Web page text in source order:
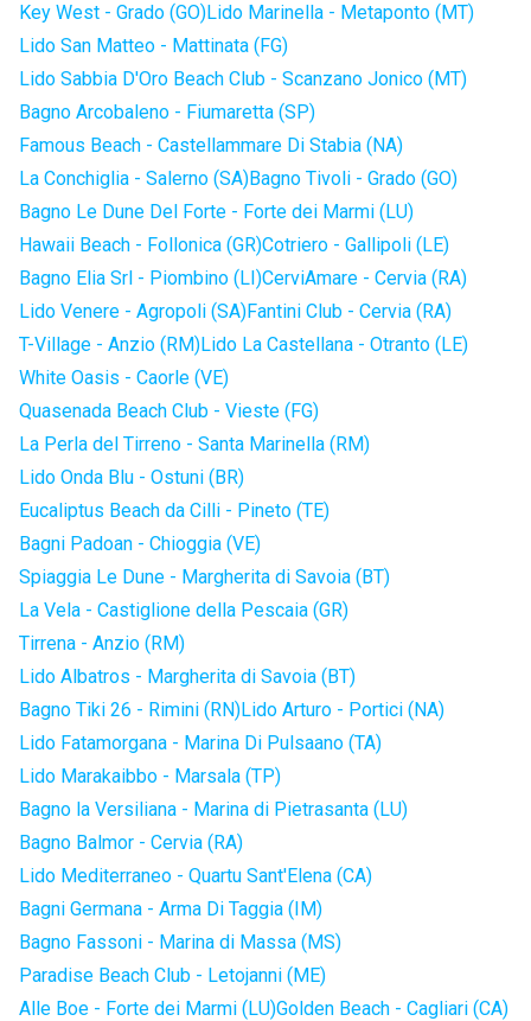
Key West - Grado (GO)Lido Marinella - Metaponto (MT)
Lido San Matteo - Mattinata (FG)
Lido Sabbia D'Oro Beach Club - Scanzano Jonico (MT)
Bagno Arcobaleno - Fiumaretta (SP)
Famous Beach - Castellammare Di Stabia (NA)
La Conchiglia - Salerno (SA)Bagno Tivoli - Grado (GO)
Bagno Le Dune Del Forte - Forte dei Marmi (LU)
Hawaii Beach - Follonica (GR)Cotriero - Gallipoli (LE)
Bagno Elia Srl - Piombino (LI)CerviAmare - Cervia (RA)
Lido Venere - Agropoli (SA)Fantini Club - Cervia (RA)
T-Village - Anzio (RM)Lido La Castellana - Otranto (LE)
White Oasis - Caorle (VE)
Quasenada Beach Club - Vieste (FG)
La Perla del Tirreno - Santa Marinella (RM)
Lido Onda Blu - Ostuni (BR)
Eucaliptus Beach da Cilli - Pineto (TE)
Bagni Padoan - Chioggia (VE)
Spiaggia Le Dune - Margherita di Savoia (BT)
La Vela - Castiglione della Pescaia (GR)
Tirrena - Anzio (RM)
Lido Albatros - Margherita di Savoia (BT)
Bagno Tiki 26 - Rimini (RN)Lido Arturo - Portici (NA)
Lido Fatamorgana - Marina Di Pulsaano (TA)
Lido Marakaibbo - Marsala (TP)
Bagno la Versiliana - Marina di Pietrasanta (LU)
Bagno Balmor - Cervia (RA)
Lido Mediterraneo - Quartu Sant'Elena (CA)
Bagni Germana - Arma Di Taggia (IM)
Bagno Fassoni - Marina di Massa (MS)
Paradise Beach Club - Letojanni (ME)
Alle Boe - Forte dei Marmi (LU)Golden Beach - Cagliari (CA)